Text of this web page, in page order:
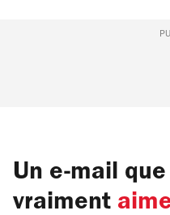
Un e-mail
vraiment